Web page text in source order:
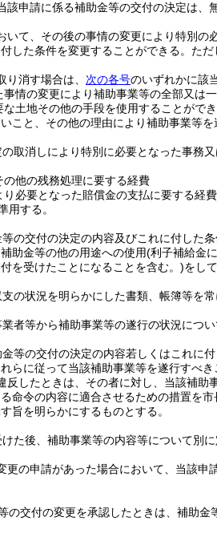
申請に係る補助金等の交付の決定は、
て、その後の事情の変更により特別
した条件を変更することができる。 ただ
消す場合は、 次の各号のいずれかに該
情の変更により補助事業等の全部又は
土地その他の手段を使用することがで
こと、その他の理由により補助事業等
取消しにより特別に必要となった事務
他の残務処理に要する経費
必要となった賠償金の支払に要する経費
用する。
の交付の決定の内容及びこれに付した
助金等の他の用途への使用(利子補給金
を受けたことになることを含む。)をし
の状況を明らかにした書類、帳簿等を
者等から補助事業等の遂行の状況につい
等の交付の決定の内容若しくはこれに
らに従って当該補助事業等を遂行すべき
反したときは、その者に対し、当該補助
命令の内容に適合させるための措置を
旨を明らかにするものとする。
た後、補助事業等の内容等について別
更の申請があった場合において、当該
の交付の変更を承認したときは、補助